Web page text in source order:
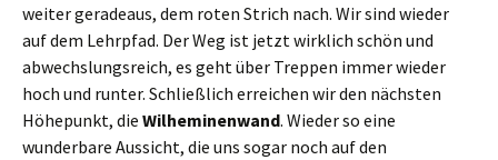
weiter geradeaus, dem roten Strich nach. Wir sind wieder
auf dem Lehrpfad. Der Weg ist jetzt wirklich schön und
abwechslungsreich, es geht über Treppen immer wieder
hoch und runter. Schließlich erreichen wir den nächsten
Höhepunkt, die Wilheminenwand. Wieder so eine
wunderbare Aussicht, die uns sogar noch auf den